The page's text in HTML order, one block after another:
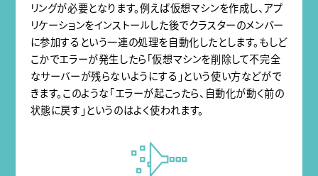
リングが必要となります。例えば仮想マシンを作成し、アプ
リケーションをインストールした後でクラスターのメンバー
に参加するという一連の処理を自動化したとします。もしど
こかでエラーが発生したら「仮想マシンを削除して不完全
なサーバーが残らないようにする」という使い方などがで
きます。このような「エラーが起こったら、自動化が動く前の
状態に戻す」というのはよく使われます。